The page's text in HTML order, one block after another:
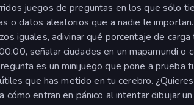
juegos de preguntas en los que sólo
o datos aleatorios que a nadie le
iguales, adivinar qué porcentaje de
señalar ciudades en un mapamundi o
es un minijuego que pone a prueba
que has metido en tu cerebro.
entran en pánico al intentar dibujar